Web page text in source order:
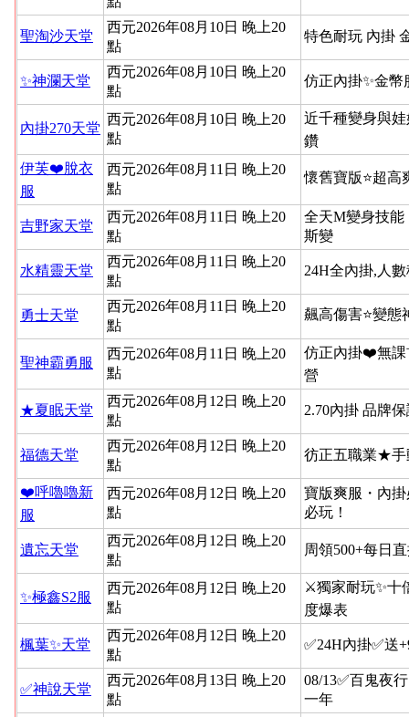
聖淘沙天堂
西元2026年08月10日 晚上20
點
特色耐玩 內掛
✨神瀾天堂
西元2026年08月10日 晚上20
點
仿正內掛✨金幣
內掛270天堂
西元2026年08月10日 晚上20
點
近千種變身與
鑽
伊芙❤️脫衣
服
西元2026年08月11日 晚上20
點
懷舊寶版⭐超高
吉野家天堂
西元2026年08月11日 晚上20
點
全天M變身技能
斯變
水精靈天堂
西元2026年08月11日 晚上20
點
24H全內掛,人
勇士天堂
西元2026年08月11日 晚上20
點
飆高傷害⭐變態
聖神霸勇服
西元2026年08月11日 晚上20
點
仿正內掛❤️無
營
★夏眠天堂
西元2026年08月12日 晚上20
點
2.70內掛 品牌
福德天堂
西元2026年08月12日 晚上20
點
彷正五職業★手
❤️呼嚕嚕新
服
西元2026年08月12日 晚上20
點
寶版爽服・內
必玩！
遺忘天堂
西元2026年08月12日 晚上20
點
周領500+每日
✨極鑫S2服
西元2026年08月12日 晚上20
點
⚔️獨家耐玩✨
度爆表
楓葉✨天堂
西元2026年08月12日 晚上20
點
✅24H內掛✅送
✅神說天堂
西元2026年08月13日 晚上20
點
08/13✅百鬼夜
一年